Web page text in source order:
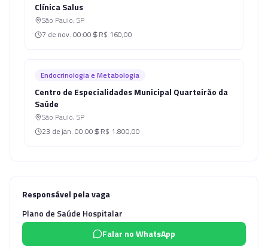
Clínica Salus
São Paulo, SP
7 de nov. 00:00 R$ 160,00
Endocrinologia e Metabologia
Centro de Especialidades Municipal Quarteirão da
Saúde
São Paulo, SP
23 de jan. 00:00 R$ 1.800,00
Responsável pela vaga
Plano de Saúde Hospitalar
Falar no WhatsApp